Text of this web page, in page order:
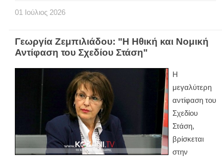
01 Ιούλιος 2026
Γεωργία Ζεμπιλιάδου: "Η Ηθική και Νομική
Αντίφαση του Σχεδίου Στάση"
Η
μεγαλύτερη
αντίφαση του
Σχεδίου
Στάση,
βρίσκεται
στην